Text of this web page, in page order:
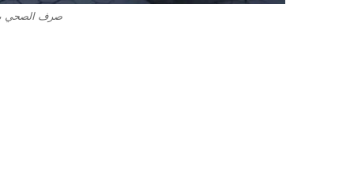
صرف الصحي